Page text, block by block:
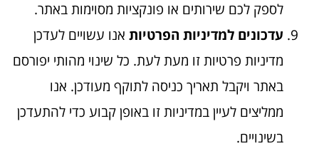
לספק לכם שירותים או פונקציות מסוימות באתר.
עדכונים למדיניות הפרטיות אנו עשויים לעדכן
מדיניות פרטיות זו מעת לעת. כל שינוי מהותי יפורסם
באתר ויקבל תאריך כניסה לתוקף מעודכן. אנו
ממליצים לעיין במדיניות זו באופן קבוע כדי להתעדכן
בשינויים.